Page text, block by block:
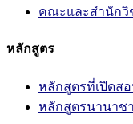
คณะและสำนักวิ
หลักสูตร
หลักสูตรที่เปิดส
หลักสูตรนานาช